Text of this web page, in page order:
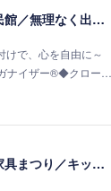
【開催報告2/13】南谷公民館／無理なく出来る終活準備～片付け編～
けで、心を自由に～
ナイザー®◆クロー…
【開催報告2/23】神島大家具まつり／キッチン棚収納セミナー